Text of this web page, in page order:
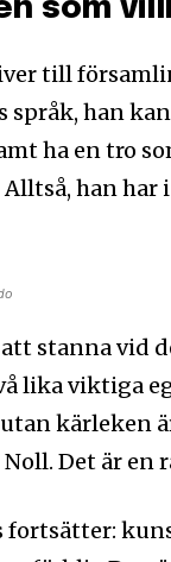
som
till
språk, han
ha en tro
han har
stanna vid
lika viktiga
kärleken
Det är en
fortsätter: